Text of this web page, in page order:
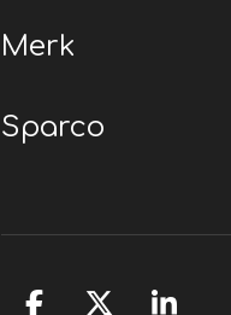
Merk
Sparco